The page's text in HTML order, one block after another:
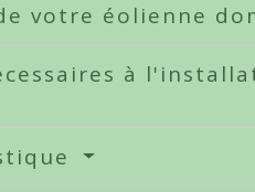
votre éolienne
à